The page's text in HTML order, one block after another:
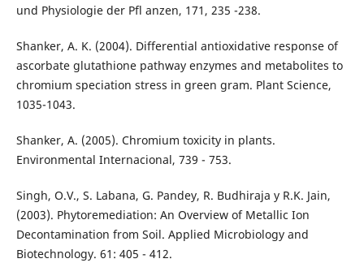
und Physiologie der Pfl anzen, 171, 235 -238.
Shanker, A. K. (2004). Differential antioxidative response of
ascorbate glutathione pathway enzymes and metabolites to
chromium speciation stress in green gram. Plant Science,
1035-1043.
Shanker, A. (2005). Chromium toxicity in plants.
Environmental Internacional, 739 - 753.
Singh, O.V., S. Labana, G. Pandey, R. Budhiraja y R.K. Jain,
(2003). Phytoremediation: An Overview of Metallic Ion
Decontamination from Soil. Applied Microbiology and
Biotechnology. 61: 405 - 412.